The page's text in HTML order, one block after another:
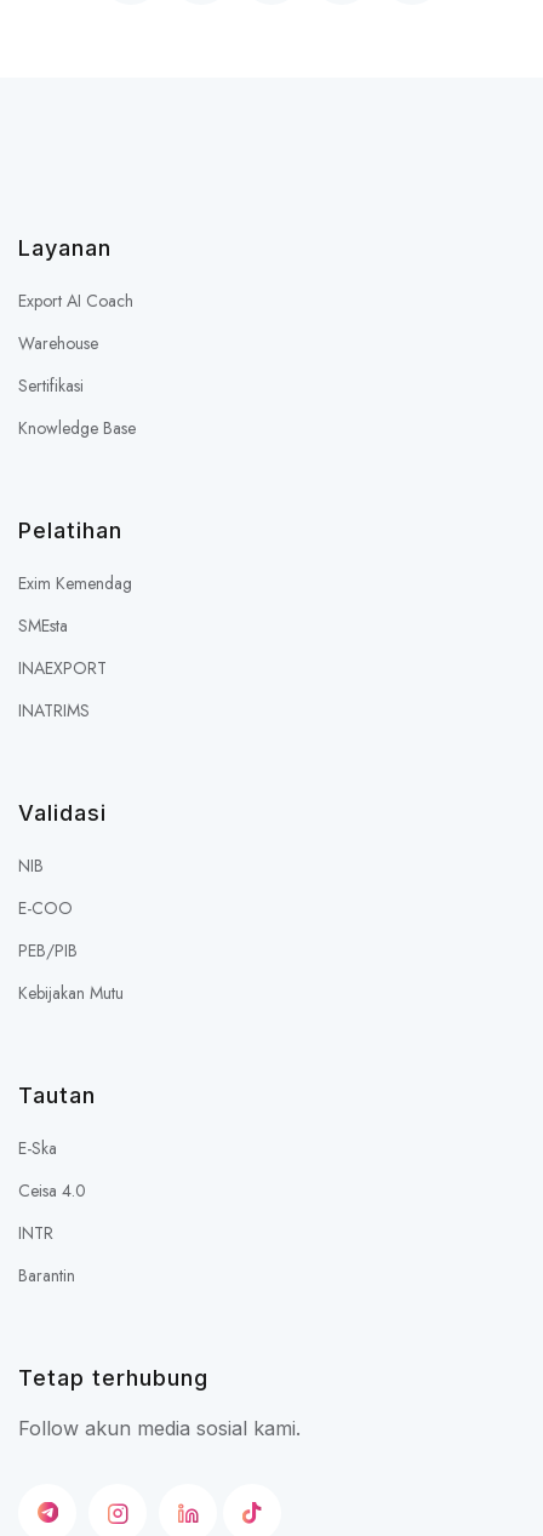
Layanan
Export AI Coach
Warehouse
Sertifikasi
Knowledge Base
Pelatihan
Exim Kemendag
SMEsta
INAEXPORT
INATRIMS
Validasi
NIB
E-COO
PEB/PIB
Kebijakan Mutu
Tautan
E-Ska
Ceisa 4.0
INTR
Barantin
Tetap terhubung
Follow akun media sosial kami.